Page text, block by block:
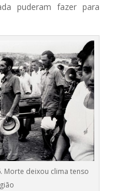
puderam fazer para
Morte deixou clima tenso